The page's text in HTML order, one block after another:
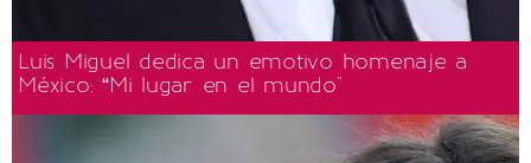
Luis Miguel dedica un emotivo homenaje a
México: “Mi lugar en el mundo"